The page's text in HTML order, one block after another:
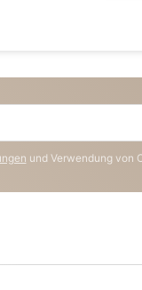
und Verwendung von